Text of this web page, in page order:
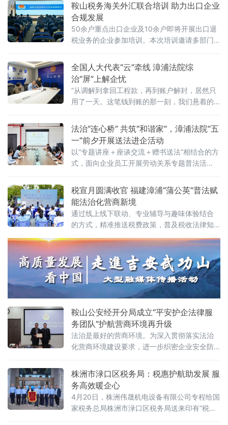
鞍山税务海关外汇联合培训 助力出口企业
合规发展
50余户重点出口企业及10余户即将开展出口退
税业务的企业参加培训。本次培训邀请多部门
操指导性。税务部门围绕2026年出口退税新政
核心变化与延续政策、申报及审核要点进行讲
解，推动新旧政
全国人大代表“云”牵线 漳浦法院综
治“屏”上解企忧
“从调解到拿回工程款，再到账户解封，居然只
用了一天。这笔钱到账的那一刻，我们悬着的
司负责人林某在拿到解除保全裁定书后，长舒
一口气。就在一天前，这家位于福建漳州古雷
港区的石化私企还深陷一场标的额2500万元的
建设工程施工合同纠纷——账户被保全，直接
影响公司商誉和正常经营。如今，纠纷化解、
法治“连心桥” 共筑“和谐家”，漳浦法院“五
一”前夕开展送法进企活动
以“专题讲座＋座谈交流＋赠书送法”相结合的方
式，面向企业员工开展劳动关系专题普法活
预防劳动争议。干警围绕“共筑和谐——最新法
律与司法解释的劳动关系实务解读”主题作宣
讲。主讲人重点结合《最高人民法院关于审
税宣月圆满收官 福建漳浦“蒲公英”普法赋
能法治化营商新境
通过线上线下联动、专业辅导与趣味体验结合
的方式，精准推送税费政策，普及税收法律知
鞍山公安经开分局成立“平安护企法律服
务团队”护航营商环境再升级
法治是最好的营商环境。为深入贯彻落实法治
化营商环境建设要求，进一步织密企业安全防
局携手本地优质律所，正式组建“平安护企法律
服务团队”，标志着分局服务企业发展、护航经
济建设的工作迈入新阶段。 在启动仪式现场，
分局主要领导为团队全体成员颁发聘书，分管
营商工作的主要领导同步宣读团队章程，团队
株洲市渌口区税务局：税惠护航助发展 服
务高效暖企心
4月20日，株洲伟晟机电设备有限公司专程给国
家税务总局株洲市渌口区税务局送来印有“税惠